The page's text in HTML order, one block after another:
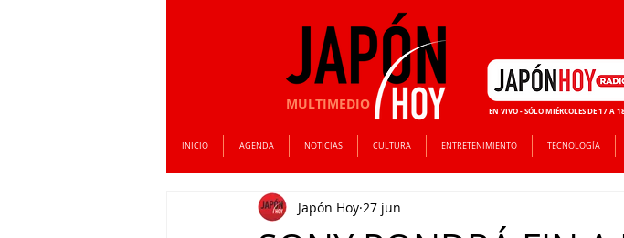
MULTIMEDIO
INICIO AGENDA NOTICIAS CULTURA ENTRETENIMIENTO TECNOLOGÍA
EN VIVO - SÓLO MIÉRCOLES DE 17 A
Japón Hoy 27 jun